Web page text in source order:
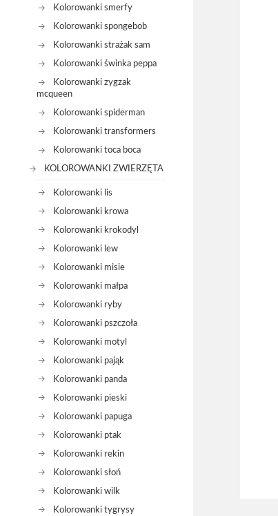
Kolorowanki smerfy
Kolorowanki spongebob
Kolorowanki strażak sam
Kolorowanki świnka peppa
Kolorowanki zygzak
mcqueen
Kolorowanki spiderman
Kolorowanki transformers
Kolorowanki toca boca
KOLOROWANKI ZWIERZĘTA
Kolorowanki lis
Kolorowanki krowa
Kolorowanki krokodyl
Kolorowanki lew
Kolorowanki misie
Kolorowanki małpa
Kolorowanki ryby
Kolorowanki pszczoła
Kolorowanki motyl
Kolorowanki pająk
Kolorowanki panda
Kolorowanki pieski
Kolorowanki papuga
Kolorowanki ptak
Kolorowanki rekin
Kolorowanki słoń
Kolorowanki wilk
Kolorowanki tygrysy